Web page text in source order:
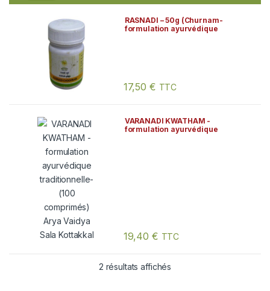
RASNADI – 50g (Churnam-
formulation ayurvédique
17,50 € TTC
VARANADI KWATHAM -
formulation ayurvédique
19,40 € TTC
2 résultats affichés